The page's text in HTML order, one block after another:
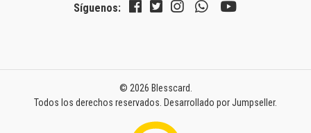
Síguenos:
© 2026 Blesscard.
Todos los derechos reservados. Desarrollado por Jumpseller.